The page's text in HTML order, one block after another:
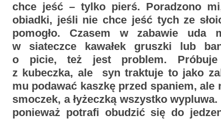
chce jeść – tylko pierś. Poradzono
obiadki, jeśli nie chce jeść tych ze
pomogło. Czasem w zabawie
w siateczce kawałek gruszki lub
o picie, też jest problem. Próbuje
z kubeczka, ale syn traktuje to jako
mu podawać kaszkę przed spaniem, ale
smoczek, a łyżeczką wszystko
ponieważ potrafi obudzić się do